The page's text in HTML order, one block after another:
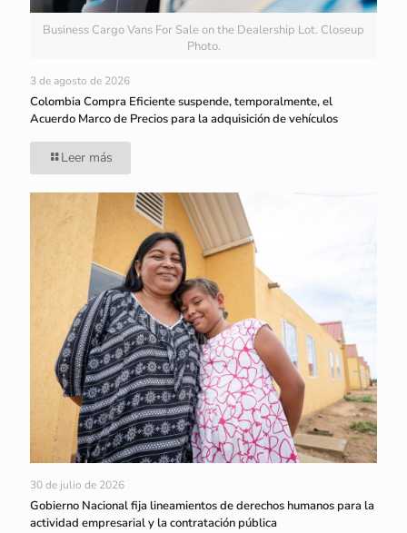
Business Cargo Vans For Sale on the Dealership Lot. Closeup
Photo.
3 de agosto de 2026
Colombia Compra Eficiente suspende, temporalmente, el
Acuerdo Marco de Precios para la adquisición de vehículos
Leer más
30 de julio de 2026
Gobierno Nacional fija lineamientos de derechos humanos para la
actividad empresarial y la contratación pública